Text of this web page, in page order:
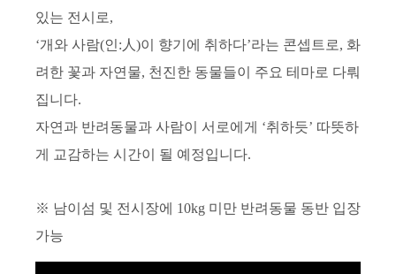
있는 전시로,
‘개와 사람(인 : 人 )이 향기에 취하다’라는 콘셉트로, 화
려한 꽃과 자연물, 천진한 동물들이 주요 테마로 다뤄
집니다.
자연과 반려동물과 사람이 서로에게 ‘취하듯’ 따뜻하
게 교감하는 시간이 될 예정입니다.
※ 남이섬 및 전시장에 10kg 미만 반려동물 동반 입장
가능